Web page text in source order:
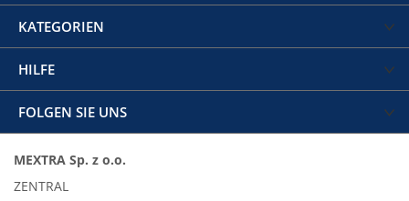
KATEGORIEN
HILFE
FOLGEN SIE UNS
MEXTRA Sp. z o.o.
ZENTRAL